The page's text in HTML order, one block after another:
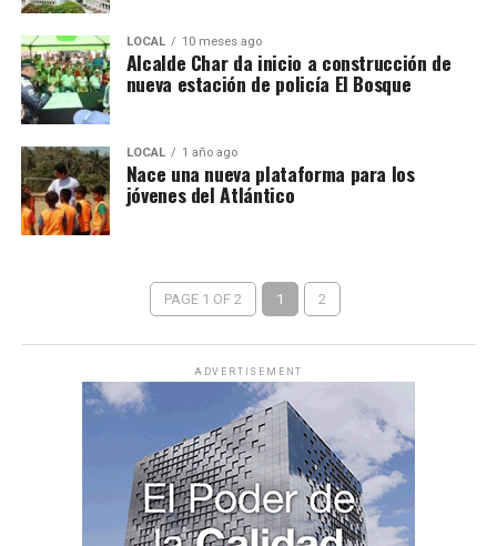
LOCAL 10 meses ago
Alcalde Char da inicio a construcción de
nueva estación de policía El Bosque
LOCAL 1 año ago
Nace una nueva plataforma para los
jóvenes del Atlántico
PAGE 1 OF 2 1 2
ADVERTISEMENT